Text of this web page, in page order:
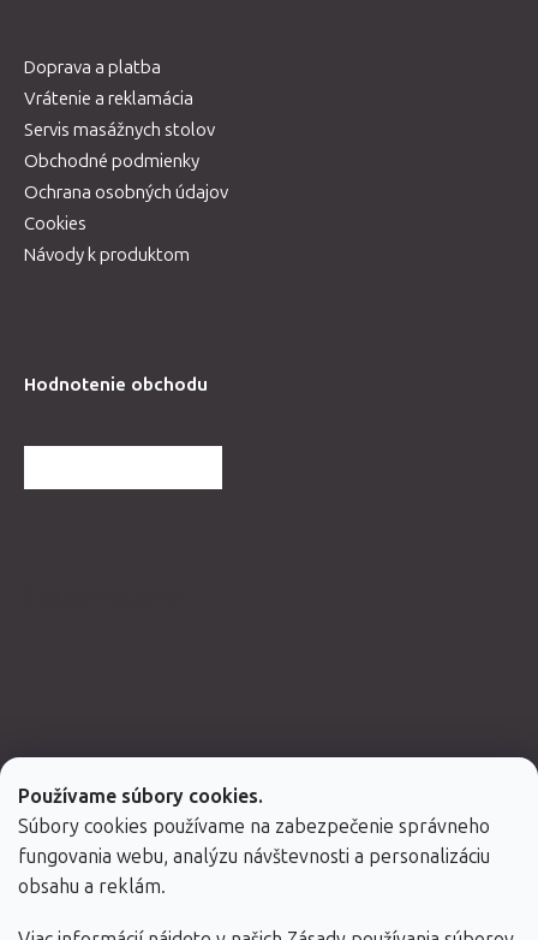
Používame súbory cookies.
Súbory cookies používame na zabezpečenie správneho
fungovania webu, analýzu návštevnosti a personalizáciu
obsahu a reklám.
Doprava a platba
Vrátenie a reklamácia
Servis masážnych stolov
Obchodné podmienky
Ochrana osobných údajov
Cookies
Návody k produktom
Hodnotenie obchodu